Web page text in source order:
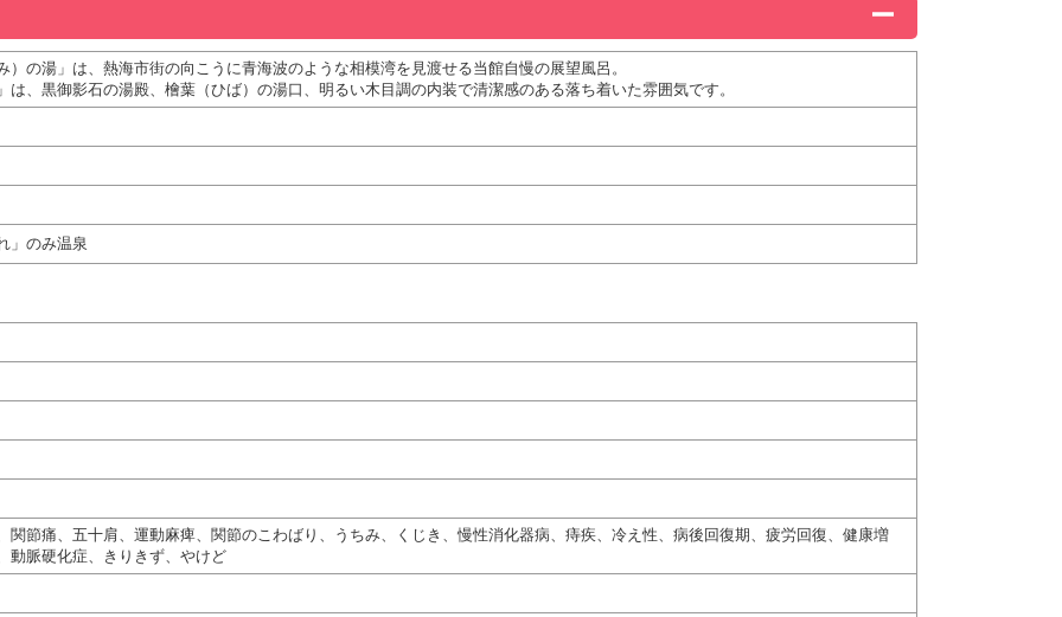
）の湯」は、熱海市街の向こうに青海波のような相模湾を見渡せる当館自慢の展望風呂。
は、黒御影石の湯殿、檜葉（ひば）の湯口、明るい木目調の内装で清潔感のある落ち着いた雰囲気です。
」のみ温泉
関節痛、五十肩、運動麻痺、関節のこわばり、うちみ、くじき、慢性消化器病、痔疾、冷え性、病後回復期、疲労回復、健康増
動脈硬化症、きりきず、やけど